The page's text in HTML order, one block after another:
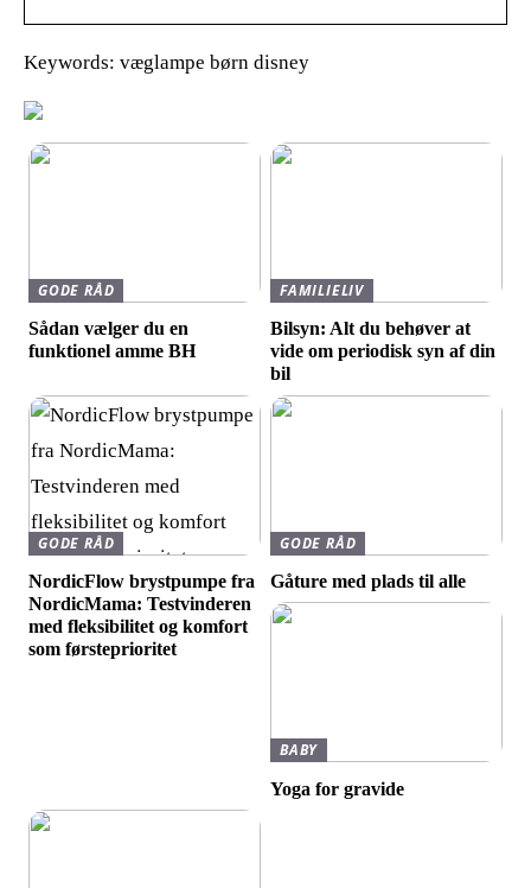
Keywords: væglampe børn disney
GODE RÅD
Sådan vælger du en
funktionel amme BH
FAMILIELIV
Bilsyn: Alt du behøver at
vide om periodisk syn af din
bil
GODE RÅD
NordicFlow brystpumpe fra
NordicMama: Testvinderen
med fleksibilitet og komfort
som førsteprioritet
GODE RÅD
Gåture med plads til alle
BABY
Yoga for gravide